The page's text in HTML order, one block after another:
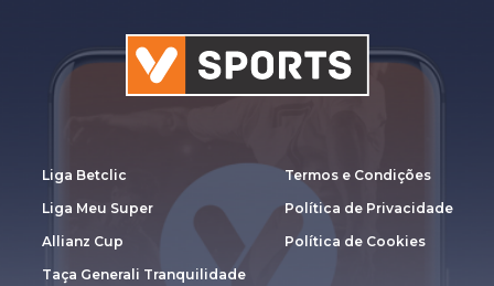
Liga Betclic
Liga Meu Super
Allianz Cup
Taça Generali Tranquilidade
Termos e Condições
Política de Privacidade
Política de Cookies